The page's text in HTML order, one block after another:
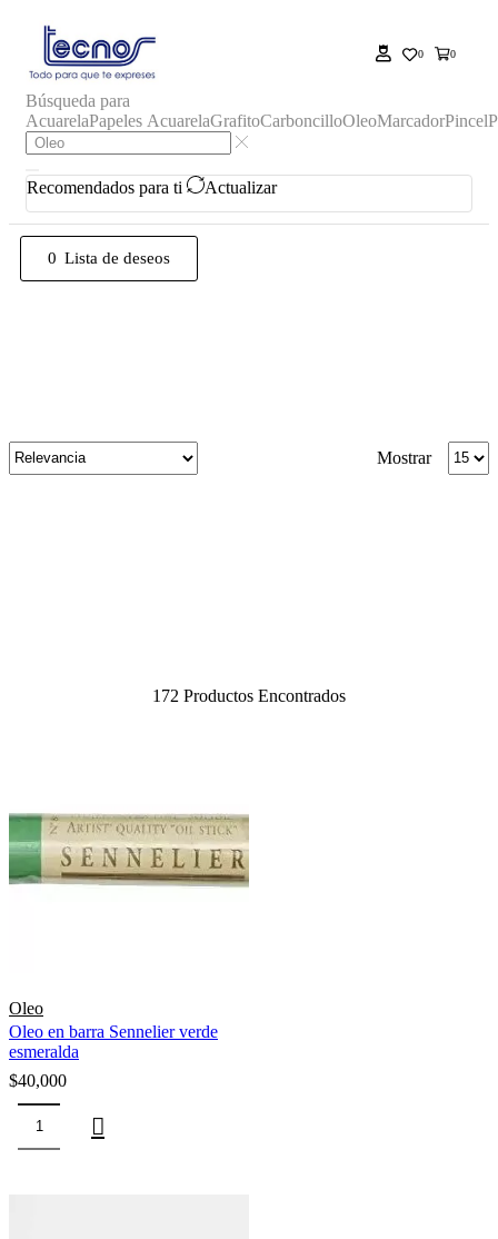
Búsqueda para
AcuarelaPapeles AcuarelaGrafitoCarboncilloOleoMarcadorPincel
Recomendados para ti Actualizar
0 0
0 Lista de deseos
Mostrar
172 Productos Encontrados
Oleo
Oleo en barra Sennelier verde
esmeralda
$40,000